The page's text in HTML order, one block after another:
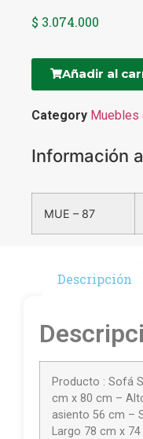
$ 3.074.000
Añadir al
Category Muebles
Información
MUE – 87
Descripción
Producto : Sofá
cm x 80 cm –
asiento 56 cm –
Largo 78 cm x